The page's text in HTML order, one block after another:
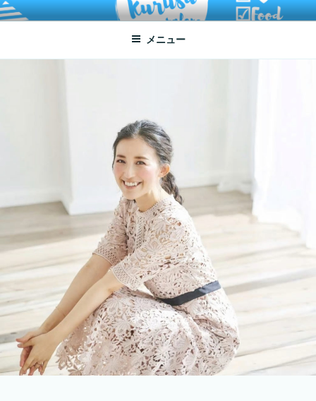
コ
ン
ン
ATSUKO KURUSU SALONE
written by Atsuko Kurusu
メニュー